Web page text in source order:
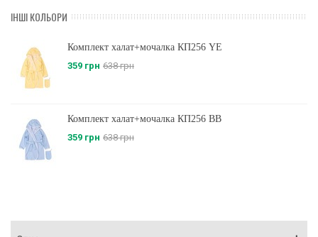
ІНШІ КОЛЬОРИ
Комплект халат+мочалка КП256 YE
359 грн 638 грн
Комплект халат+мочалка КП256 BB
359 грн 638 грн